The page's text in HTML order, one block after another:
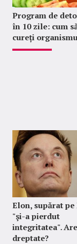
Program de
în 10 zile: cum
cureți
Elon, supărat
"şi-a pierdut
integritatea". Are
dreptate?